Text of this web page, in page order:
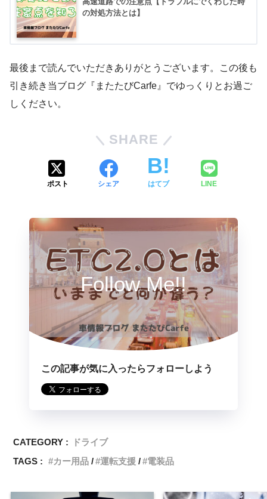
の対処方法とは】
最後まで読んでいただきありがとうございます。この後も
引き続き当ブログ『またたびCarfe』でゆっくりとお過ご
しください。
SHARE
ポスト シェア はてブ LINE
Follow Me!!
この記事が気に入ったらフォローしよう
CATEGORY :
ドライブ
TAGS :
カー用品 運転支援 電装品